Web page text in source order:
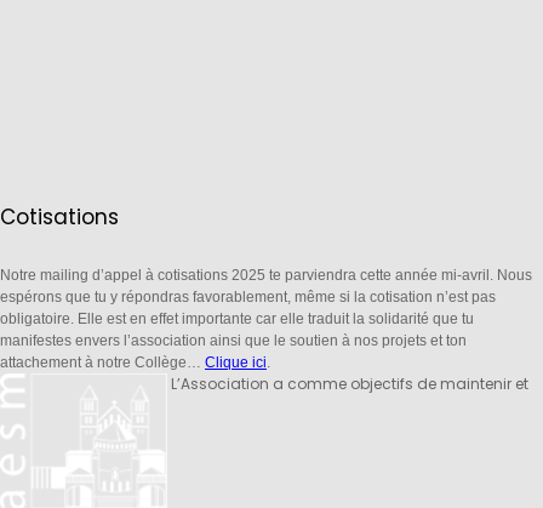
Cotisations
Notre mailing d’appel à cotisations 2025 te parviendra cette année mi-avril. Nous
espérons que tu y répondras favorablement, même si la cotisation n’est pas
obligatoire. Elle est en effet importante car elle traduit la solidarité que tu
manifestes envers l’association ainsi que le soutien à nos projets et ton
attachement à notre Collège… Clique ici
L’Association a comme objectifs de maintenir et